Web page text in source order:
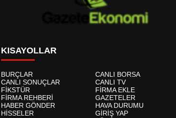
KISAYOLLAR
BURÇLAR
CANLI BORSA
CANLI SONUÇLAR
CANLI TV
FİKSTÜR
FİRMA EKLE
FİRMA REHBERİ
GAZETELER
HABER GÖNDER
HAVA DURUMU
HİSSELER
GİRİŞ YAP